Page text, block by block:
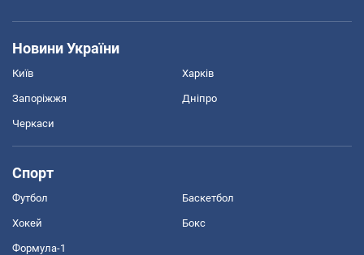
Новини України
Київ Харків
Запоріжжя Дніпро
Черкаси
Спорт
Футбол Баскетбол
Хокей Бокс
Формула-1